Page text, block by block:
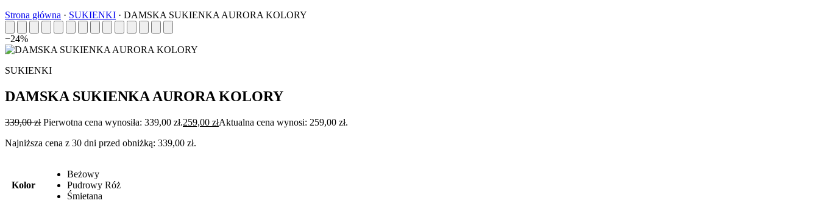
Strona główna · SUKIENKI · DAMSKA SUKIENKA AURORA KOLORY
−24%
SUKIENKI
DAMSKA SUKIENKA AURORA KOLORY
339,00zł Pierwotna cena wynosiła: 339,00 zł.259,00 złAktualna cena wynosi: 259,00 zł.
Najniższa cena z 30 dni przed obniżką: 339,00 zł.
Kolor
Beżowy
Pudrowy Róż
Śmietana